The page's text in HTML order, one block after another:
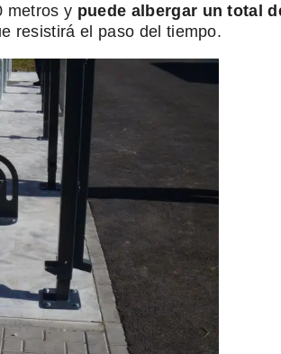
metros y puede albergar un total
resistirá el paso del tiempo.